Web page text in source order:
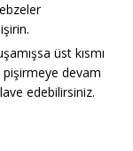
üst kısmı
pişirmeye devam
edebilirsiniz.